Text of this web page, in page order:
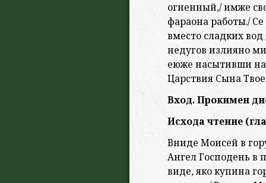
огненный,/ имже
фараона работы./
вместо сладких
недугов излияно
еюже насытивши
Царствия Сына
Вход. Прокимен
Исхода чтение
Вниде Моисей в
Ангел Господень в
виде, яко купина